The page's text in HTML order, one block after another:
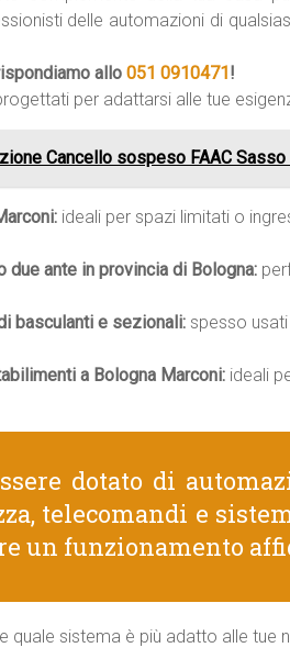
delle automazioni di qualsiasi
allo 051 0910471!
per adattarsi alle tue
Cancello sospeso FAAC
ideali per spazi limitati o
due ante in provincia di Bologna:
basculanti e sezionali: spesso
a Bologna Marconi: ideali
dotato di
telecomandi e
un funzionamento
quale sistema è più adatto alle tue